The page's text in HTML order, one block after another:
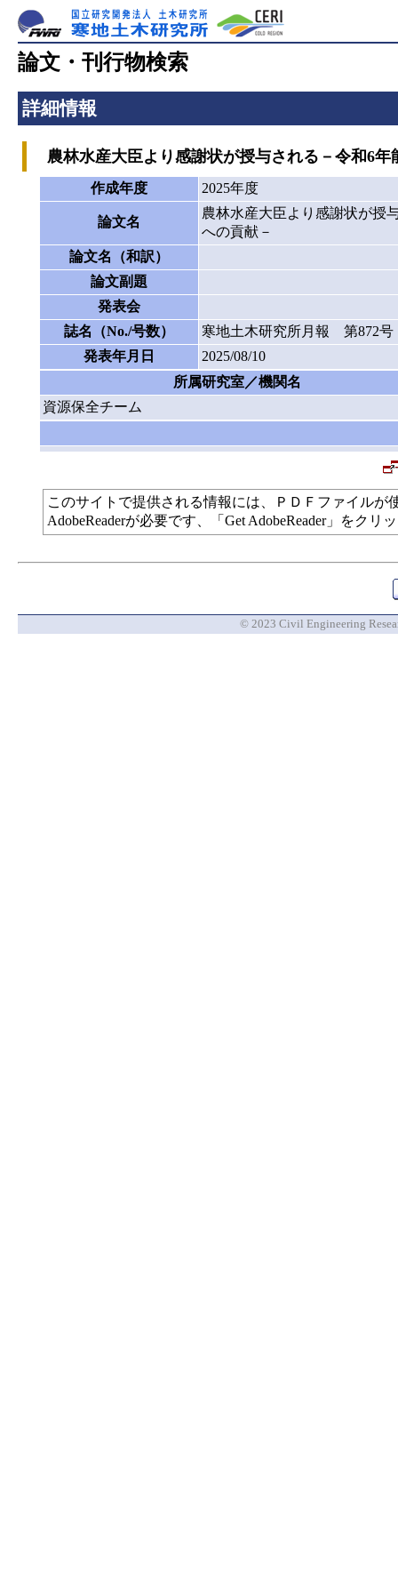
論文・刊行物検索
詳細情報
農林水産大臣より感謝状が授与される－令和6
作成年度 2025年度
論文名
農林水産大臣より感謝状が授
への貢献－
論文名（和訳）
論文副題
発表会
誌名（No./号数）
寒地土木研究所月報 第872号
発表年月日
2025/08/10
所属研究室／機関名
資源保全チーム
このサイトで提供される情報には、ＰＤＦファイル
AdobeReaderが必要です、「Get AdobeReader」をク
© 2023 Civil Engineering